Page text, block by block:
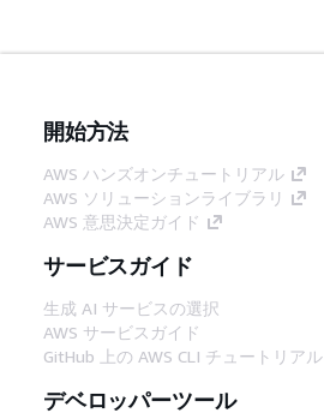
開始方法
AWS ハンズオンチュートリアル
AWS ソリューションライブラリ
AWS 意思決定ガイド
サービスガイド
生成 AI サービスの選択
AWS サービスガイド
GitHub 上の AWS CLI チュートリアル
デベロッパーツール